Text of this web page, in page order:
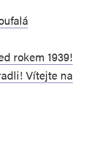
rokem 1939!
Vítejte na